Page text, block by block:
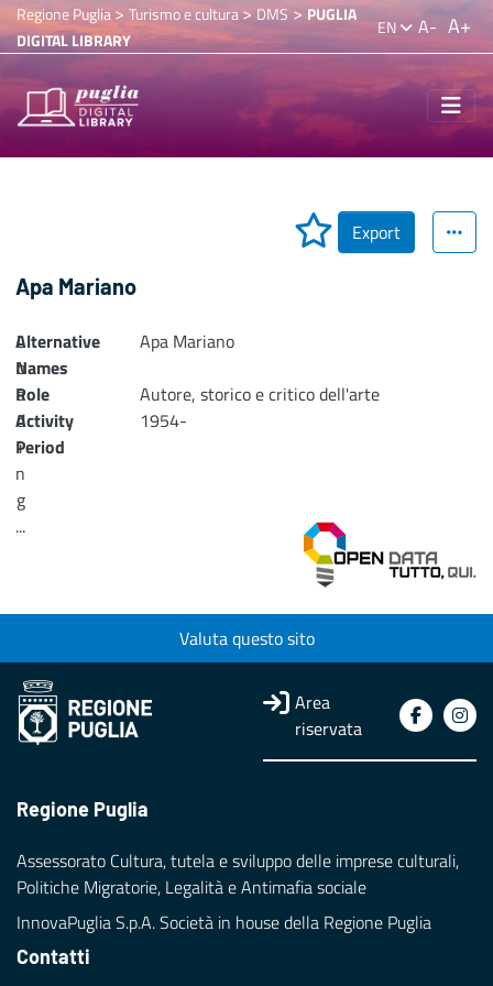
Regione Puglia> Turismo e cultura>DMS > PUGLIA
DIGITAL LIBRARY
EN A- A+
Export
Apa Mariano
L
o
a
d
i
n
g
...
Alternative
Names
Apa Mariano
Role
Autore, storico e critico dell'arte
Activity
Period
1954-
Valuta questo sito
Area
riservata
Regione Puglia
Assessorato Cultura, tutela e sviluppo delle imprese culturali,
Politiche Migratorie, Legalità e Antimafia sociale
InnovaPuglia S.p.A. Società in house della Regione Puglia
Contatti